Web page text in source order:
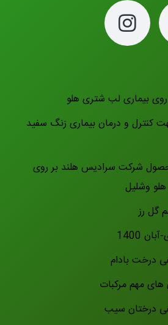
بیماری لب شتری هلو
کنترل و درمان بیماری زنگ سفید
شرکت سرادیس هلند بر روی
وشلیل
گل رز
1400
درخت بادام
های مهم مرکبات
درختان سیب